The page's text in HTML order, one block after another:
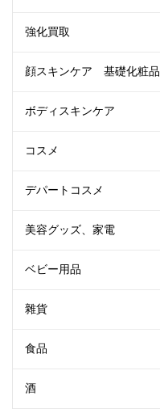
強化買取
顔スキンケア 基礎化粧品
ボディスキンケア
コスメ
デパートコスメ
美容グッズ、家電
ベビー用品
雜貨
食品
酒